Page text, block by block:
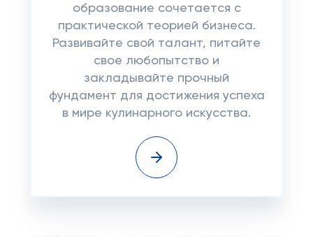
образование сочетается с
практической теорией бизнеса.
Развивайте свой талант, питайте
свое любопытство и
закладывайте прочный
фундамент для достижения успеха
в мире кулинарного искусства.